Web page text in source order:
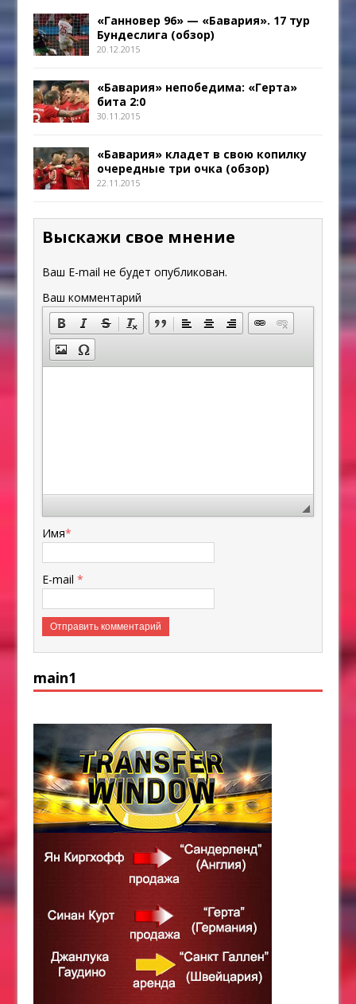
«Ганновер 96» — «Бавария». 17 тур
Бундеслига (обзор)
20.12.2015
«Бавария» непобедима: «Герта»
бита 2:0
30.11.2015
«Бавария» кладет в свою копилку
очередные три очка (обзор)
22.11.2015
Выскажи свое мнение
Ваш E-mail не будет опубликован.
Ваш комментарий
Имя*
E-mail*
main1